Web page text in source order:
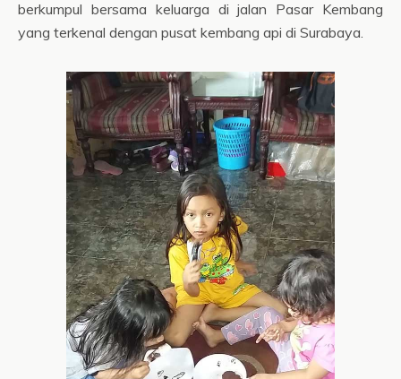
berkumpul bersama keluarga di jalan Pasar Kembang
yang terkenal dengan pusat kembang api di Surabaya.